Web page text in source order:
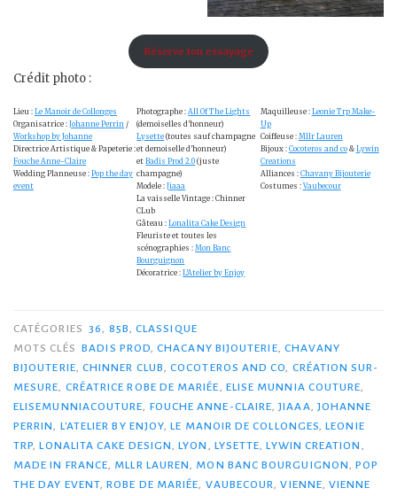
Réserve ton essayage
Crédit photo :
Lieu : Le Manoir de Collonges
Organisatrice : Johanne Perrin /
Workshop by Johanne
Directrice Artistique & Papeterie :
Fouche Anne-Claire
Wedding Planneuse : Pop the day
event
Photographe :All Of The Lights
(demoiselles d’honneur)
Lysette (toutes sauf champagne
et demoiselle d’honneur)
etBadis Prod 2.0 (juste
champagne)
Modele :Jiaaa
La vaisselle Vintage : Chinner
CLub
Gâteau :Lonalita Cake Design
Fleuriste et toutes les
scénographies :Mon Banc
Bourguignon
Décoratrice :L’Atelier by Enjoy
Maquilleuse : Leonie Trp Make-
Up
Coiffeuse : Mllr Lauren
Bijoux : Cocoteros and co& Lywin
Creations
Alliances : Chavany Bijouterie
Costumes : Vaubecour
CATÉGORIES 36, 85B,CLASSIQUE
MOTS CLÉS BADIS PROD,CHACANY BIJOUTERIE, CHAVANY
BIJOUTERIE, CHINNER CLUB,COCOTEROS AND CO, CRÉATION SUR-
MESURE, CRÉATRICE ROBE DE MARIÉE, ELISE MUNNIA COUTURE,
ELISEMUNNIACOUTURE, FOUCHE ANNE-CLAIRE,JIAAA, JOHANNE
PERRIN, L'ATELIER BY ENJOY,LE MANOIR DE COLLONGES,LEONIE
TRP,LONALITA CAKE DESIGN,LYON , LYSETTE,LYWIN CREATION ,
MADE IN FRANCE, MLLR LAUREN, MON BANC BOURGUIGNON,POP
THE DAY EVENT,ROBE DE MARIÉE, VAUBECOUR,VIENNE,VIENNE